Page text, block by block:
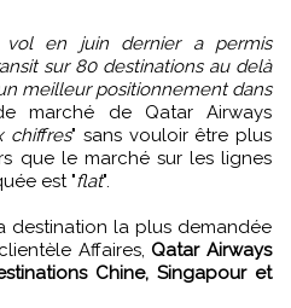
vol en juin dernier a permis
sur 80 destinations au delà
meilleur positionnement dans
marché de Qatar Airways
chiffres" sans vouloir être plus
que le marché sur les lignes
est "flat".
destination la plus demandée
Affaires, Qatar Airways
Chine, Singapour et